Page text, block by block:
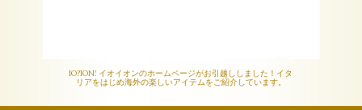
IO?ION! イオイオンのホームページがお引越ししました！イタ
リアをはじめ海外の楽しいアイテムをご紹介しています。